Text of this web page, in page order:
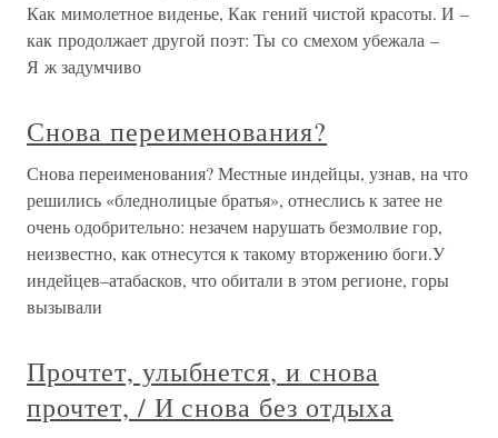
Как мимолетное виденье, Как гений чистой красоты. И –
как продолжает другой поэт: Ты со смехом убежала –
Я ж задумчиво
Снова переименования?
Снова переименования? Местные индейцы, узнав, на что
решились «бледнолицые братья», отнеслись к затее не
очень одобрительно: незачем нарушать безмолвие гор,
неизвестно, как отнесутся к такому вторжению боги.У
индейцев–атабасков, что обитали в этом регионе, горы
вызывали
Прочтет, улыбнется, и снова
прочтет, / И снова без отдыха